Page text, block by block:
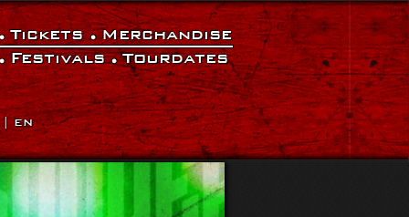
EN
Tickets Merchandise
Festivals
Tourdates